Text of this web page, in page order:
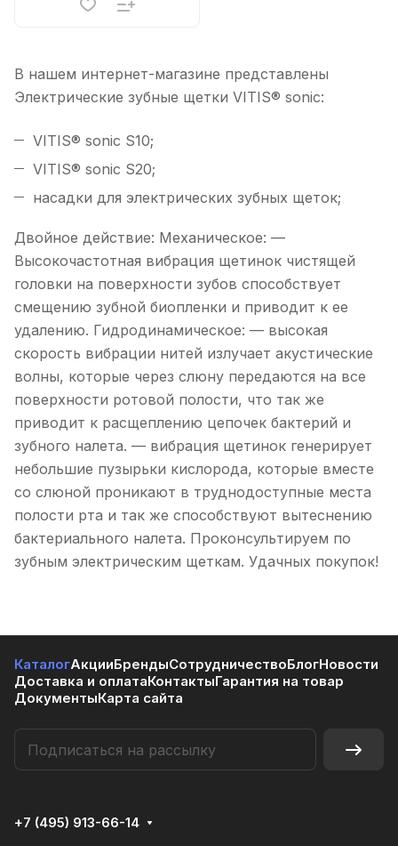
В нашем интернет-магазине представлены
Электрические зубные щетки VITIS® sonic:
VITIS® sonic S10;
VITIS® sonic S20;
насадки для электрических зубных щеток;
Двойное действие: Механическое: —
Высокочастотная вибрация щетинок чистящей
головки на поверхности зубов способствует
смещению зубной биопленки и приводит к ее
удалению. Гидродинамическое: — высокая
скорость вибрации нитей излучает акустические
волны, которые через слюну передаются на все
поверхности ротовой полости, что так же
приводит к расщеплению цепочек бактерий и
зубного налета. — вибрация щетинок генерирует
небольшие пузырьки кислорода, которые вместе
со слюной проникают в труднодоступные места
полости рта и так же способствуют вытеснению
бактериального налета. Проконсультируем по
зубным электрическим щеткам. Удачных покупок!
КаталогАкцииБрендыСотрудничествоБлогНовости
Доставка и оплатаКонтактыГарантия на товар
ДокументыКарта сайта
+7 (495) 913-66-14